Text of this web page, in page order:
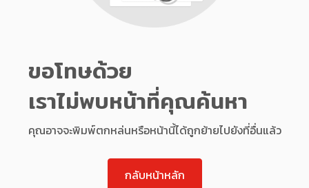
ขอโทษด้วย
เราไม่พบหน้าที่คุณค้นหา
คุณอาจจะพิมพ์ตกหล่นหรือหน้านี้ได้ถูกย้ายไปยังที่อื่นแล้ว
กลับหน้าหลัก